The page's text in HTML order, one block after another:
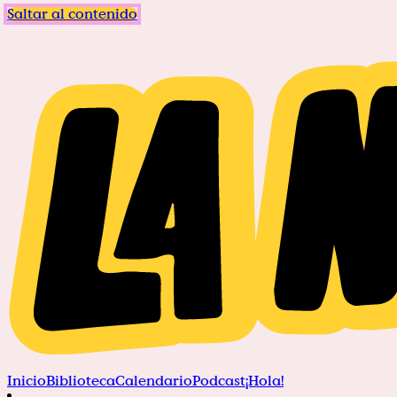
Saltar al contenido
InicioBibliotecaCalendarioPodcast¡Hola!